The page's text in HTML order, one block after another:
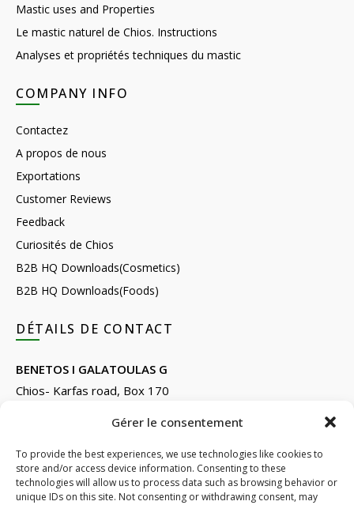
Gérer le consentement
To provide the best experiences, we use technologies like cookies to
store and/or access device information. Consenting to these
technologies will allow us to process data such as browsing behavior or
unique IDs on this site. Not consenting or withdrawing consent, may
Mastic uses and Properties
Le mastic naturel de Chios. Instructions
Analyses et propriétés techniques du mastic
COMPANY INFO
Contactez
A propos de nous
Exportations
Customer Reviews
Feedback
Curiosités de Chios
B2B HQ Downloads(Cosmetics)
B2B HQ Downloads(Foods)
DÉTAILS DE CONTACT
BENETOS I GALATOULAS G
Chios- Karfas road, Box 170
Phone: +30 22710 22666
Email:info@e-anemos.gr
facebook.com/mastic.gr
instagram.com/anemosmastic